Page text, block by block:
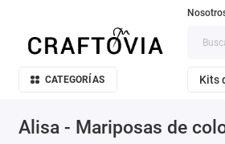
CATEGORÍAS Kits
Alisa - Mariposas de